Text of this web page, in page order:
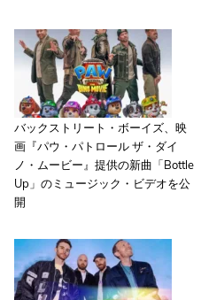
バックストリート・ボーイズ、映
画『パウ・パトロール ザ・ダイ
ノ・ムービー』提供の新曲「Bottle
Up」のミュージック・ビデオを公
開